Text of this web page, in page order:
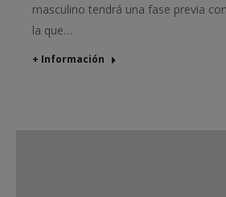
masculino tendrá una fase previa
la que…
+ Información